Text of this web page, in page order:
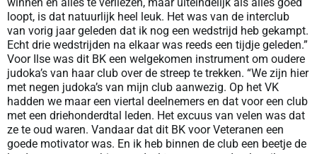
loopt, is dat natuurlijk heel leuk. Het was van de interclub
van vorig jaar geleden dat ik nog een wedstrijd heb gekampt.
Echt drie wedstrijden na elkaar was reeds een tijdje geleden.”
Voor Ilse was dit BK een welgekomen instrument om oudere
judoka’s van haar club over de streep te trekken. “We zijn hier
met negen judoka’s van mijn club aanwezig. Op het VK
hadden we maar een viertal deelnemers en dat voor een club
met een driehonderdtal leden. Het excuus van velen was dat
ze te oud waren. Vandaar dat dit BK voor Veteranen een
goede motivator was. En ik heb binnen de club een beetje de